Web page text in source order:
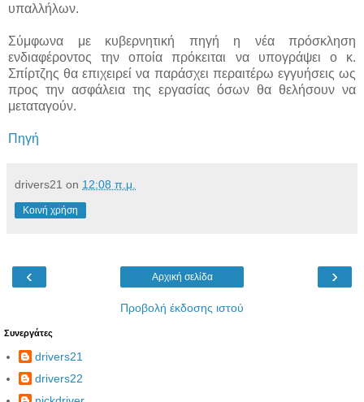
υπαλλήλων.
Σύμφωνα με κυβερνητική πηγή η νέα πρόσκληση
ενδιαφέροντος την οποία πρόκειται να υπογράψει ο κ.
Σπίρτζης θα επιχειρεί να παράσχει περαιτέρω εγγυήσεις ως
προς την ασφάλεια της εργασίας όσων θα θελήσουν να
μεταταγούν.
Πηγή
drivers21 on 12:08 π.μ.
Κοινή χρήση
‹ ›
Αρχική σελίδα
Προβολή έκδοσης ιστού
Συνεργάτες
drivers21
drivers22